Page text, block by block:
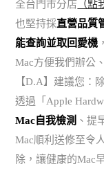
全台門市分店 （
也堅持採直營品質
能查詢並取回愛機
Mac方便我們辦公
【D.A】建議您：
透過「Apple
Mac自我檢測 、提
Mac順利送修至令
除，讓健康的Mac